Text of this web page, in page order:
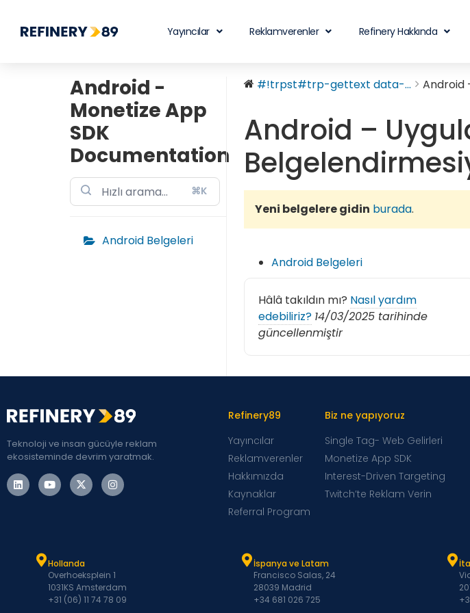
Yayıncılar Reklamverenler Refinery Hakkında
Android -
Monetize App
SDK
Documentation
⌘K
Android Belgeleri
#!trpst#trp-gettext data-... Android
Android –
Yeni belgelere gidin burada.
Android Belgeleri
Hâlâ takıldın mı? Nasıl yardım
edebiliriz? 14/03/2025 tarihinde
güncellenmiştir
Teknoloji ve insan gücüyle reklam
ekosisteminde devrim yaratmak.
Refinery89
Yayıncılar
Reklamverenler
Hakkımızda
Kaynaklar
Referral Program
Biz ne yapıyoruz
Single Tag- Web Gelirleri
Monetize App SDK
Interest-Driven Targeting
Twitch’te Reklam Verin
Hollanda
Overhoeksplein 1
1031KS Amsterdam
+31 (06) 11 74 78 09
İspanya ve Latam
Francisco Salas, 24
28039 Madrid
+34 681 026 725